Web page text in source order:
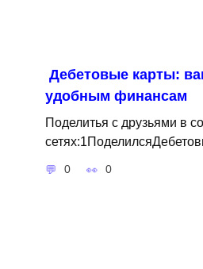
Дебетовые карты:
удобным финансам
Поделитья с друзьями в
0 0